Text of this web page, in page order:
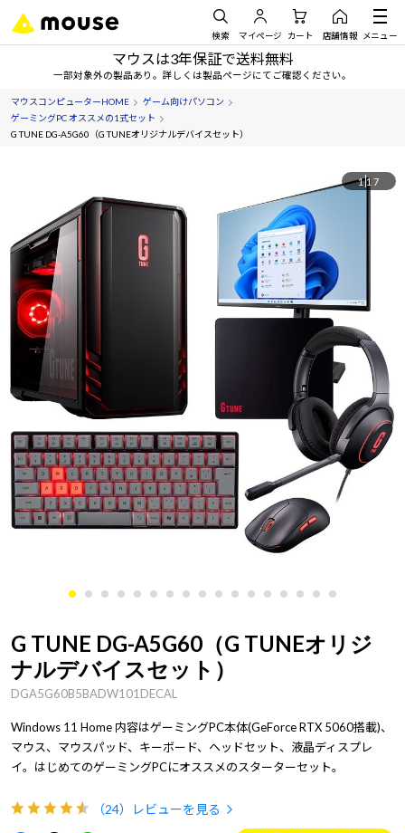
検索 マイページ カート 店舗情報 メニュー
マウスは3年保証で送料無料
一部対象外の製品あり。詳しくは製品ページにてご確認ください。
マウスコンピューターHOME
ゲーム向けパソコン
ゲーミングPC オススメの1式セット
G TUNE DG-A5G60（G TUNEオリジナルデバイスセット）
117
G TUNE DG-A5G60（G TUNEオリジ
ナルデバイスセット）
DGA5G60B5BADW101DECAL
Windows 11 Home 内容はゲーミングPC本体(GeForce RTX 5060搭載)、
マウス、マウスパッド、キーボード、ヘッドセット、液晶ディスプレ
イ。はじめてのゲーミングPCにオススメのスターターセット。
（24） レビューを見る